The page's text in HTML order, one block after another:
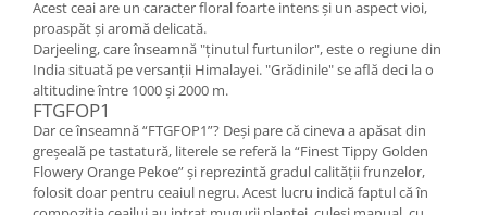
Acest ceai are un caracter floral foarte intens și un aspect vioi,
proaspăt și aromă delicată.
Darjeeling, care înseamnă "ţinutul furtunilor", este o regiune din
India situată pe versanţii Himalayei. "Grădinile" se află deci la o
altitudine între 1000 şi 2000 m.
FTGFOP1
Dar ce înseamnă “FTGFOP1”? Deși pare că cineva a apăsat din
greșeală pe tastatură, literele se referă la “Finest Tippy Golden
Flowery Orange Pekoe” și reprezintă gradul calității frunzelor,
folosit doar pentru ceaiul negru. Acest lucru indică faptul că în